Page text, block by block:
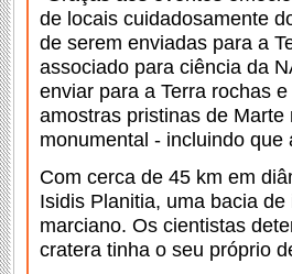
de locais cuidadosamente
de serem enviadas para a
associado para ciência da
enviar para a Terra rochas
amostras pristinas de
monumental - incluindo
Com cerca de 45 km em
Isidis Planitia, uma bacia
marciano. Os cientistas
cratera tinha o seu próprio